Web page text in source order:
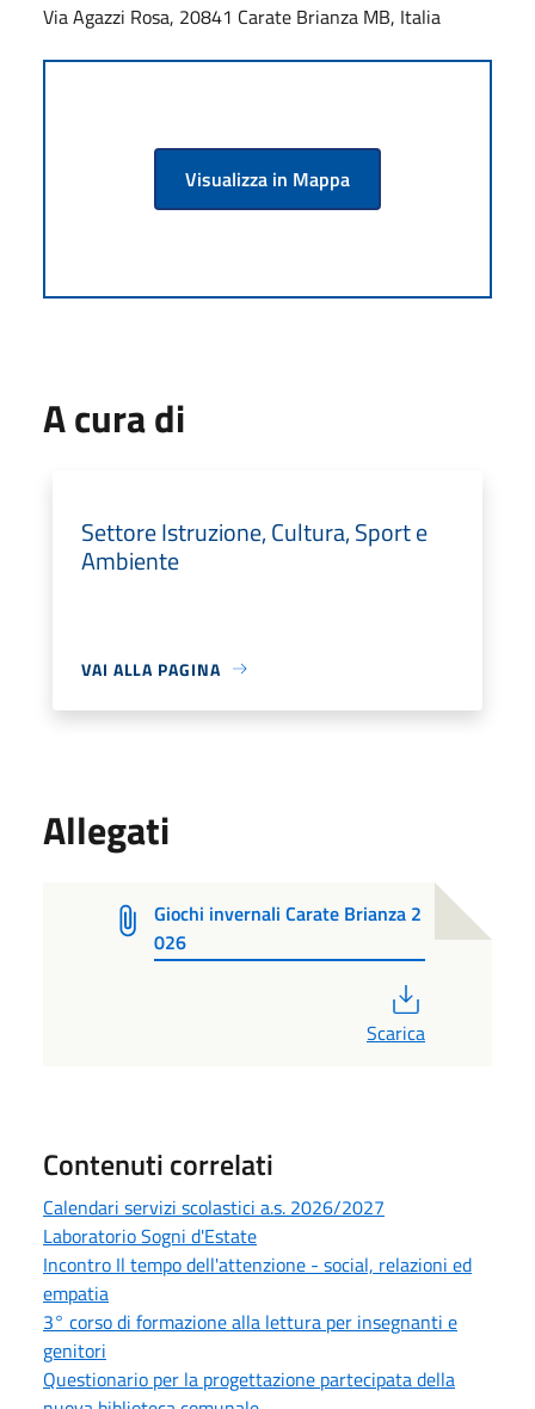
Via Agazzi Rosa, 20841 Carate Brianza MB, Italia
Visualizza in Mappa
A cura di
Settore Istruzione, Cultura, Sport e
Ambiente
VAI ALLA PAGINA
Allegati
Giochi invernali Carate Brianza 2
026
Scarica
Contenuti correlati
Calendari servizi scolastici a.s. 2026/2027
Laboratorio Sogni d'Estate
Incontro Il tempo dell'attenzione - social, relazioni ed
empatia
3° corso di formazione alla lettura per insegnanti e
genitori
Questionario per la progettazione partecipata della